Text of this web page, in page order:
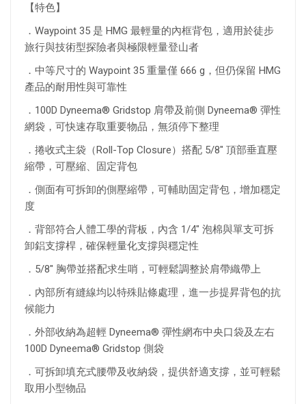
【特色】
．Waypoint 35 是 HMG 最輕量的內框背包，適用於徒步
旅行與技術型探險者與極限輕量登山者
．中等尺寸的 Waypoint 35 重量僅 666 g，但仍保留 HMG
產品的耐用性與可靠性
．100D Dyneema® Gridstop 肩帶及前側 Dyneema® 彈性
網袋，可快速存取重要物品，無須停下整理
．捲收式主袋（Roll-Top Closure）搭配 5/8" 頂部垂直壓
縮帶，可壓縮、固定背包
．側面有可拆卸的側壓縮帶，可輔助固定背包，增加穩定
度
．背部符合人體工學的背板，內含 1/4" 泡棉與單支可拆
卸鋁支撐桿，確保輕量化支撐與穩定性
．5/8" 胸帶並搭配求生哨，可輕鬆調整於肩帶織帶上
．內部所有縫線均以特殊貼條處理，進一步提昇背包的抗
候能力
．外部收納為超輕 Dyneema® 彈性網布中央口袋及左右
100D Dyneema® Gridstop 側袋
．可拆卸填充式腰帶及收納袋，提供舒適支撐，並可輕鬆
取用小型物品